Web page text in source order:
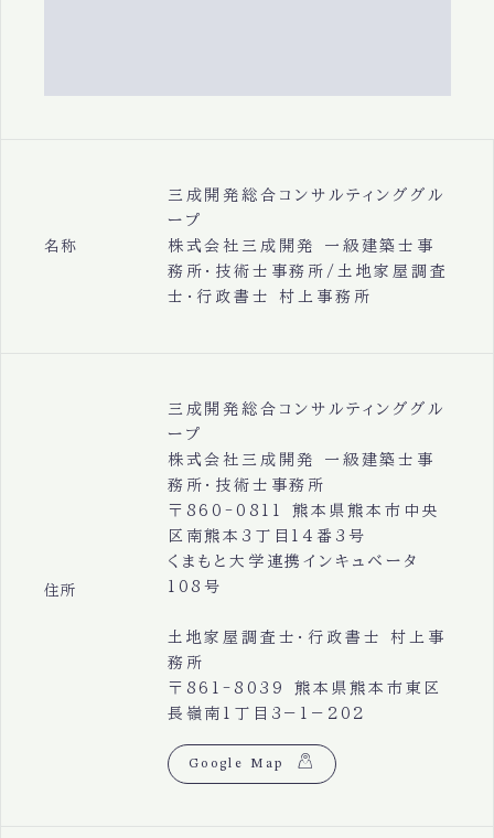
名称
三成開発総合コンサルティンググル
ープ
株式会社三成開発 一級建築士事
務所・技術士事務所/土地家屋調査
士・行政書士 村上事務所
住所
三成開発総合コンサルティンググル
ープ
株式会社三成開発 一級建築士事
務所・技術士事務所
〒860-0811 熊本県熊本市中央
区南熊本3丁目14番3号
くまもと大学連携インキュベータ
108号
土地家屋調査士・行政書士 村上事
務所
〒861-8039 熊本県熊本市東区
長嶺南1丁目3−1−202
Google Map